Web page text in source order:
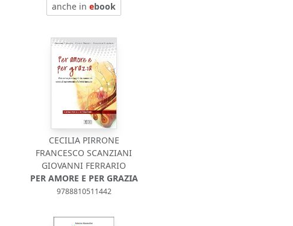
anche inebook
CECILIA PIRRONE
FRANCESCO SCANZIANI
GIOVANNI FERRARIO
PER AMORE E PER GRAZIA
9788810511442